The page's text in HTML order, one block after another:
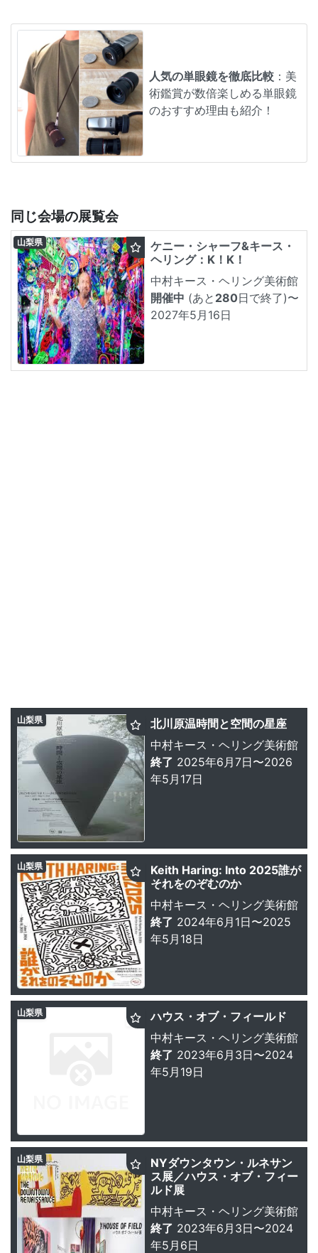
人気の単眼鏡を徹底比較 ：美
術鑑賞が数倍楽しめる単眼鏡
のおすすめ理由も紹介！
同じ会場の展覧会
ケニー・シャーフ&キース・
ヘリング：K！K！
中村キース・ヘリング美術館
開催中 (あと 280日で終了)〜
2027年5月16日
山梨県
北川原温時間と空間の星座
中村キース・ヘリング美術館
終了 2025年6月7日〜2026
年5月17日
山梨県
Keith Haring: Into 2025誰が
それをのぞむのか
中村キース・ヘリング美術館
終了 2024年6月1日〜2025
年5月18日
山梨県
ハウス・オブ・フィールド
中村キース・ヘリング美術館
終了 2023年6月3日〜2024
年5月19日
山梨県
NYダウンタウン・ルネサン
ス展／ハウス・オブ・フィー
ルド展
中村キース・ヘリング美術館
終了 2023年6月3日〜2024
年5月6日
山梨県